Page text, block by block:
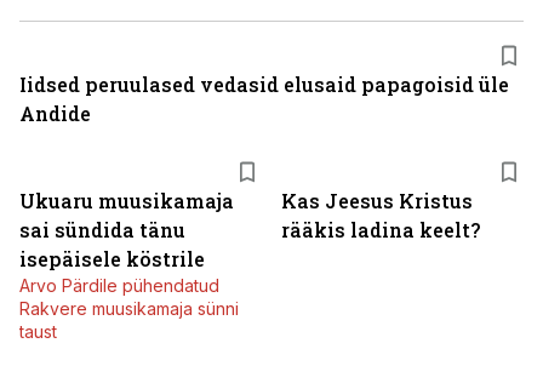
Ukuaru muusikamaja
sai sündida tänu
isepäisele köstrile
Arvo Pärdile pühendatud
Rakvere muusikamaja sünni
taust
Kas Jeesus Kristus
rääkis ladina keelt?
Iidsed peruulased vedasid elusaid papagoisid üle
Andide